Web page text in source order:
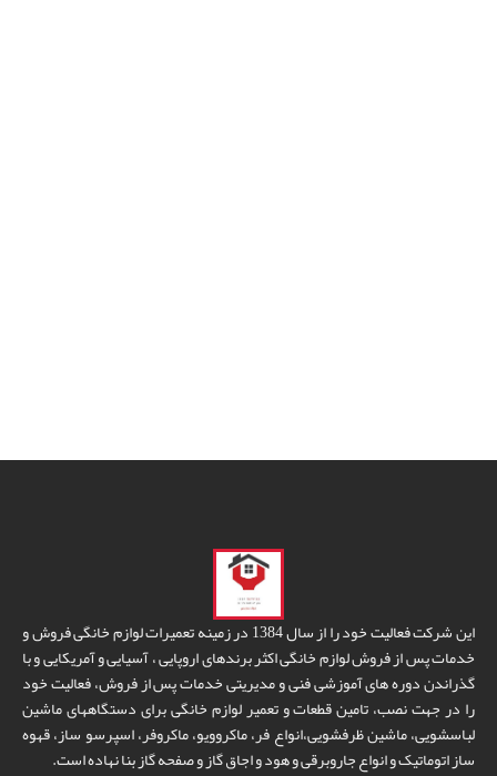
این شرکت فعالیت خود را از سال 1384 در زمینه تعمیرات لوازم خانگی فروش و
خدمات پس از فروش لوازم خانگی اکثر برندهای اروپایی ، آسیایی و آمریکایی و با
گذراندن دوره های آموزشی فنی و مدیریتی خدمات پس از فروش، فعالیت خود
را در جهت نصب، تامین قطعات و تعمیر لوازم خانگی برای دستگاههای ماشین
لباسشویی، ماشین ظرفشویی،انواع فر، ماکروویو، ماکروفر، اسپرسو ساز، قهوه
ساز اتوماتیک و انواع جاروبرقی و هود و اجاق گاز و صفحه گاز بنا نهاده است.